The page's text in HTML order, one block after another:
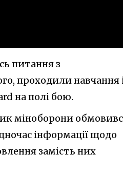
питання з
проходили навчання
на полі бою.
міноборони
інформації щодо
замість них